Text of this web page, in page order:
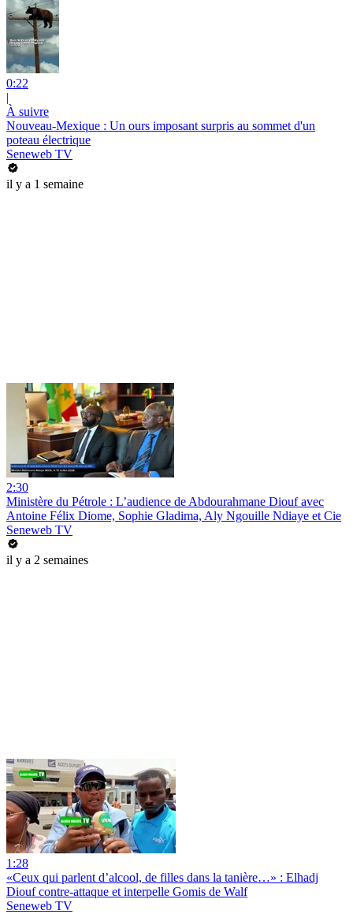
0:22
|
À suivre
Nouveau-Mexique : Un ours imposant surpris au sommet d'un
poteau électrique
Seneweb TV
il y a 1 semaine
2:30
Ministère du Pétrole : L’audience de Abdourahmane Diouf avec
Antoine Félix Diome, Sophie Gladima, Aly Ngouille Ndiaye et Cie
Seneweb TV
il y a 2 semaines
1:28
«Ceux qui parlent d’alcool, de filles dans la tanière…» : Elhadj
Diouf contre-attaque et interpelle Gomis de Walf
Seneweb TV